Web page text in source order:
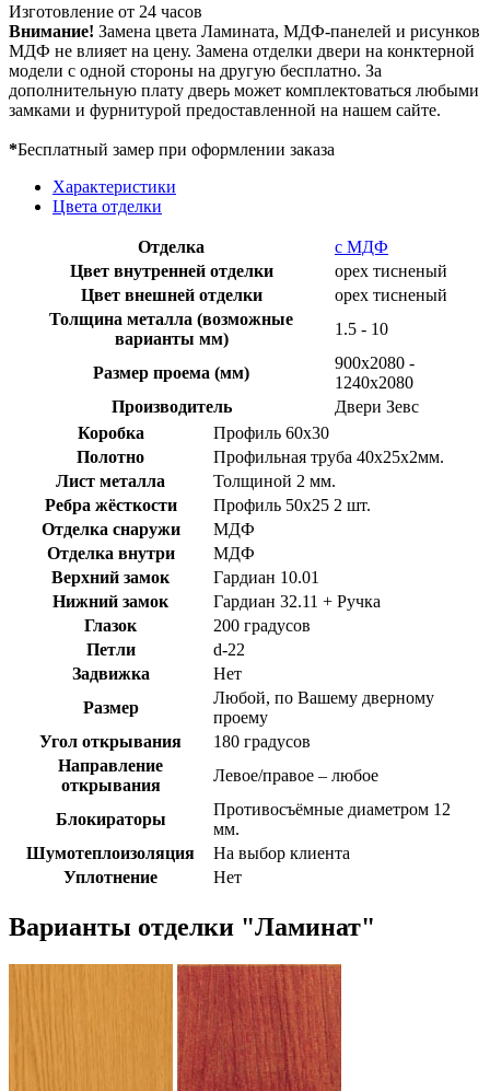
Изготовление от 24 часов
Внимание! Замена цвета Ламината, МДФ-панелей и рисунков
МДФ не влияет на цену. Замена отделки двери на конктерной
модели с одной стороны на другую бесплатно. За
дополнительную плату дверь может комплектоваться любыми
замками и фурнитурой предоставленной на нашем сайте.
*Бесплатный замер при оформлении заказа
Характеристики
Цвета отделки
Отделка
с МДФ
Цвет внутренней отделки
орех тисненый
Цвет внешней отделки
орех тисненый
Толщина металла (возможные
варианты мм)
1.5 - 10
Размер проема (мм)
900х2080 -
1240х2080
Производитель
Двери Зевс
Коробка
Профиль 60х30
Полотно
Профильная труба 40х25х2мм.
Лист металла
Толщиной 2 мм.
Ребра жёсткости
Профиль 50х25 2 шт.
Отделка снаружи
МДФ
Отделка внутри
МДФ
Верхний замок
Гардиан 10.01
Нижний замок
Гардиан 32.11 + Ручка
Глазок
200 градусов
Петли
d-22
Задвижка
Нет
Размер
Любой, по Вашему дверному
проему
Угол открывания
180 градусов
Направление
открывания
Левое/правое – любое
Блокираторы
Противосъёмные диаметром 12
мм.
Шумотеплоизоляция
На выбор клиента
Уплотнение
Нет
Варианты отделки "Ламинат"